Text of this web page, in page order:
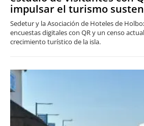
impulsar el turismo
Sedetur y la Asociación de Hoteles de
encuestas digitales con QR y un censo
crecimiento turístico de la isla.